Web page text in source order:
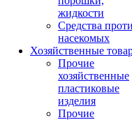
жидкости
Средства
насекомых
Хозяйственные
Прочие
хозяйственные
пластиковые
изделия
Прочие